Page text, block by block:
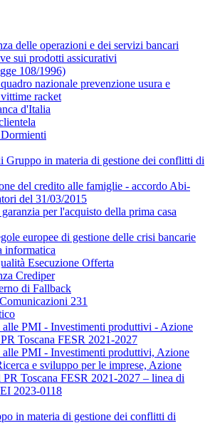
delle operazioni e dei servizi bancari
sui prodotti assicurativi
108/1996)
nazionale prevenzione usura e
racket
d'Italia
Gruppo in materia di gestione dei conflitti di
del credito alle famiglie - accordo Abi-
del 31/03/2015
per l'acquisto della prima casa
europee di gestione delle crisi bancarie
informatica
Esecuzione Offerta
Crediper
di Fallback
231
alle PMI - Investimenti produttivi - Azione
Toscana FESR 2021-2027
alle PMI - Investimenti produttivi, Azione
e sviluppo per le imprese, Azione
PR Toscana FESR 2021-2027 – linea di
2023-0118
in materia di gestione dei conflitti di